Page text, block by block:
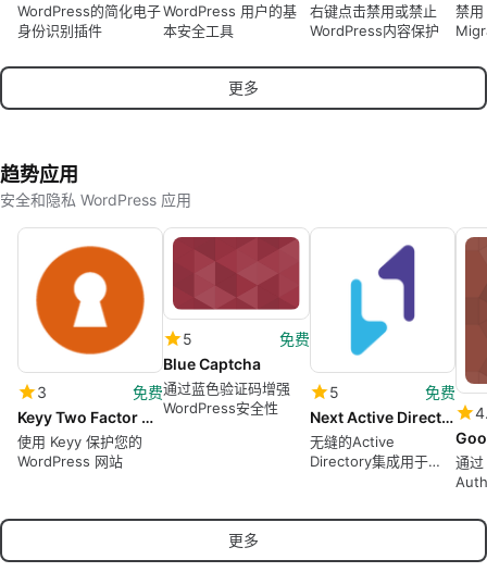
WordPress的简化电子
身份识别插件
WordPress 用户的基
本安全工具
右键点击禁用或禁止
WordPress内容保护
禁
更多
趋势应用
安全和隐私 WordPress 应用
3
免费
Keyy Two Factor Authentication like Clef
使用 Keyy 保护您的
WordPress 网站
5
免费
Blue Captcha
通过蓝色验证码增强
WordPress安全性
5
免费
Next Active Directory Integration
无缝的Active
Directory集成用于
通
更多